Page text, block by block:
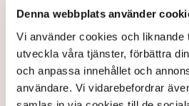
Denna webbplats använder
Vi använder cookies och liknande
utveckla våra tjänster, förbättra
och anpassa innehållet och
användare. Vi vidarebefordrar
expandera och möta industrins
konkurrenskraft och då är det
leveranssäkerhet och att kunna
Sverige är ett land där vi har
energiförsörjning och att vi